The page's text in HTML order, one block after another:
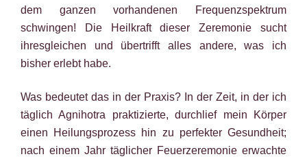
dem ganzen vorhandenen Frequenzspektrum
schwingen! Die Heilkraft dieser Zeremonie sucht
ihresgleichen und übertrifft alles andere, was ich
bisher erlebt habe.
Was bedeutet das in der Praxis? In der Zeit, in der ich
täglich Agnihotra praktizierte, durchlief mein Körper
einen Heilungsprozess hin zu perfekter Gesundheit;
nach einem Jahr täglicher Feuerzeremonie erwachte